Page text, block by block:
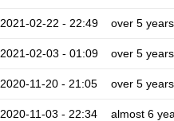
2021-02-22 - 22:49 over 5 years
2021-02-03 - 01:09 over 5 years
2020-11-20 - 21:05 over 5 years
2020-11-03 - 22:34 almost 6